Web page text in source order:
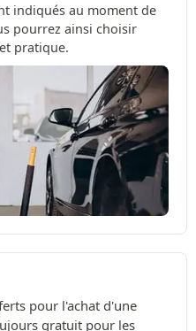
indiqués au moment de
pourrez ainsi choisir
pratique.
pour l'achat d'une
gratuit pour les